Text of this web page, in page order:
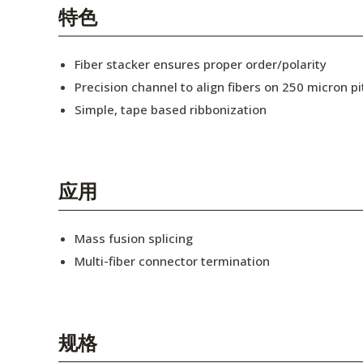
English Website
应用工程指导书 (AENs)
工作机会
活动信息
特色
Fiber stacker ensures proper order/polarity
Precision channel to align fibers on 250 micron
Simple, tape based ribbonization
应用
Mass fusion splicing
Multi-fiber connector termination
规格